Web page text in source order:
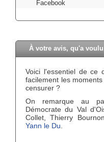
Facebook
À votre avis, qu'a
Voici l'essentiel de ce
facilement les
censurer ?
On remarque au
Démocrate du Val
Collet, Thierry
Yann le Du